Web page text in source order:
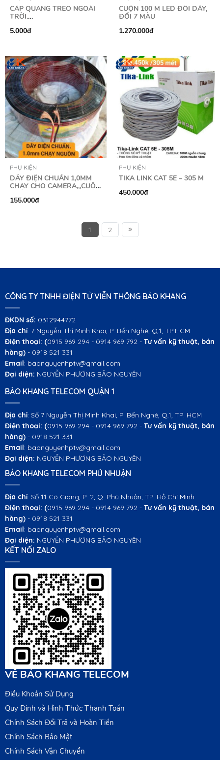
CÁP QUANG TREO NGOÀI
TRỜI.
5.000đ
CUỘN 100 M LED ĐÔI DÂY,
ĐỔI 7 MÀU
1.270.000đ
PHỤ KIỆN
DÂY ĐIỆN CHUẨN 1,0MM
CHẠY CHO CAMERA,,,CUỘN
155.000đ
PHỤ KIỆN
TIKA LINK CAT 5E – 305 M
450.000đ
1 2
CÔNG TY TNHH ĐIỆN TỬ VIỄN THÔNG BẢO KHANG
ĐKDN số: 0312944772
Địa chỉ: 7 Nguyễn Thị Minh Khai, P. Bến Nghé, Q.1, TP.HCM
Điện thoại: (0915 969 294 - 0914 969 792 - Tư vấn kỹ thuật, bán
hàng) - 0918 521 331
Email: baonguyenhptv@gmail.com
Đại diện: NGUYỄN PHƯƠNG BẢO NGUYÊN
BẢO KHANG TELECOM QUẬN 1
Địa chỉ: Số 7 Nguyễn Thị Minh Khai, P. Bến Nghé, Q.1, TP. HCM
Điện thoại: (0915 969 294 - 0914 969 792 - Tư vấn kỹ thuật, bán
hàng) - 0918 521 331
Email: baonguyenhptv@gmail.com
Đại diện: NGUYỄN PHƯƠNG BẢO NGUYÊN
BẢO KHANG TELECOM PHÚ NHUẬN
Địa chỉ: Số 11 Cô Giang, P. 2, Q. Phú Nhuận, TP. Hồ Chí Minh
Điện thoại: (0915 969 294 - 0914 969 792 - Tư vấn kỹ thuật, bán
hàng) - 0918 521 331
Email: baonguyenhptv@gmail.com
Đại diện: NGUYỄN PHƯƠNG BẢO NGUYÊN
KẾT NỐI ZALO
VỀ BẢO KHANG TELECOM
Điều Khoản Sử Dụng
Quy Định và Hình Thức Thanh Toán
Chính Sách Đổi Trả và Hoàn Tiền
Chính Sách Bảo Mật
Chính Sách Vận Chuyển